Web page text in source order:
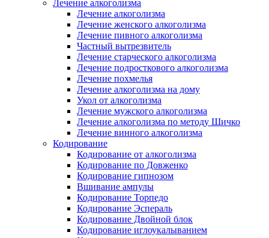
Лечение алкоголизма
Лечение алкоголизма
Лечение женского алкоголизма
Лечение пивного алкоголизма
Частный вытрезвитель
Лечение старческого алкоголизма
Лечение подросткового алкоголизма
Лечение похмелья
Лечение алкоголизма на дому
Укол от алкоголизма
Лечение мужского алкоголизма
Лечение алкоголизма по методу Шичко
Лечение винного алкоголизма
Кодирование
Кодирование от алкоголизма
Кодирование по Довженко
Кодирование гипнозом
Вшивание ампулы
Кодирование Торпедо
Кодирование Эспераль
Кодирование Двойной блок
Кодирование иглоукалыванием